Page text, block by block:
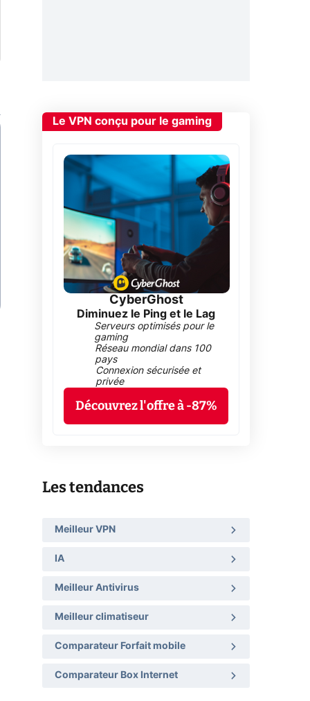
Le VPN conçu pour le gaming
CyberGhost
Diminuez le Ping et le Lag
Serveurs optimisés pour le
gaming
Réseau mondial dans 100
pays
Connexion sécurisée et
privée
Découvrez l'offre à -87%
Les tendances
Meilleur VPN
IA
Meilleur Antivirus
Meilleur climatiseur
Comparateur Forfait mobile
Comparateur Box Internet